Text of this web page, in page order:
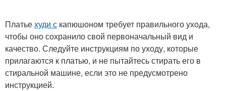
Платьехуди с капюшоном требует правильного ухода,
чтобы оно сохранило свой первоначальный вид и
качество. Следуйте инструкциям по уходу, которые
прилагаются к платью, и не пытайтесь стирать его в
стиральной машине, если это не предусмотрено
инструкцией.